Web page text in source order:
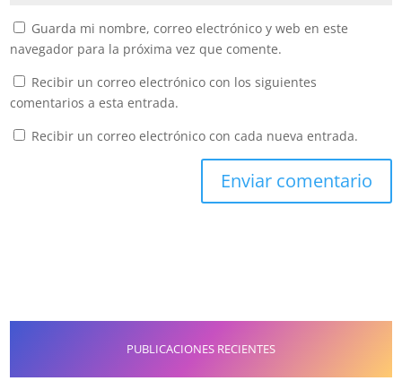
Guarda mi nombre, correo electrónico y web en este
navegador para la próxima vez que comente.
Recibir un correo electrónico con los siguientes
comentarios a esta entrada.
Recibir un correo electrónico con cada nueva entrada.
PUBLICACIONES RECIENTES